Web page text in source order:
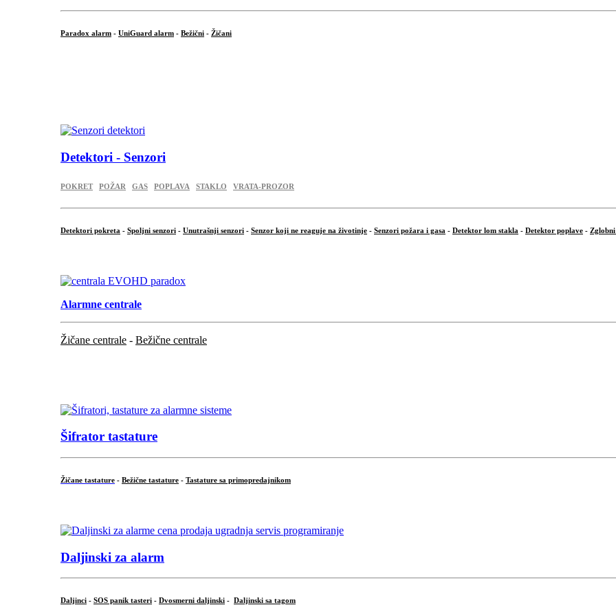
Paradox alarm - UniGuard alarm - Bežični - Žičani
Detektori - Senzori
POKRET POŽAR GAS POPLAVA STAKLO VRATA-PROZOR
Detektori pokreta - Spoljni senzori - Unutrašnji senzori - Senzor koji ne reaguje na životinje - Senzori požara i gasa - Detektor lom stakla - Detektor poplave - Zglobni
Alarmne centrale
Žičane centrale - Bežične centrale
Šifrator tastature
Žičane tastature - Bežične tastature - Tastature sa primopredajnikom
Daljinski za alarm
Daljinci - SOS panik tasteri - Dvosmerni daljinski - Daljinski sa tagom